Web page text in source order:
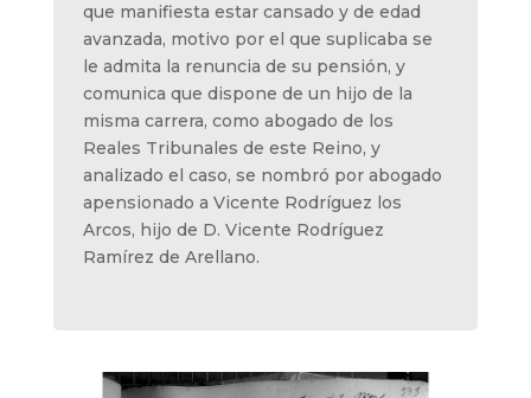
que manifiesta estar cansado y de edad
avanzada, motivo por el que suplicaba se
le admita la renuncia de su pensión, y
comunica que dispone de un hijo de la
misma carrera, como abogado de los
Reales Tribunales de este Reino, y
analizado el caso, se nombró por abogado
apensionado a Vicente Rodríguez los
Arcos, hijo de D. Vicente Rodríguez
Ramírez de Arellano.